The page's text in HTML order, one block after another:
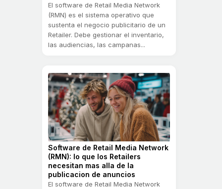
El software de Retail Media Network
(RMN) es el sistema operativo que
sustenta el negocio publicitario de un
Retailer. Debe gestionar el inventario,
las audiencias, las campanas...
Software de Retail Media Network
(RMN): lo que los Retailers
necesitan mas alla de la
publicacion de anuncios
El software de Retail Media Network